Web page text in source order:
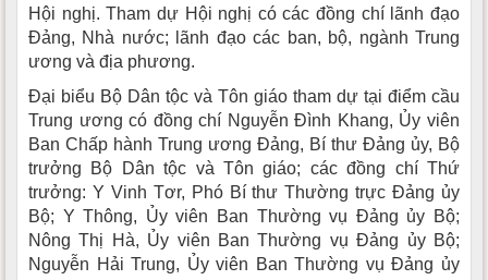
Hội nghị. Tham dự Hội nghị có các đồng chí lãnh đạo
Đảng, Nhà nước; lãnh đạo các ban, bộ, ngành Trung
ương và địa phương.
Đại biểu Bộ Dân tộc và Tôn giáo tham dự tại điểm cầu
Trung ương có đồng chí Nguyễn Đình Khang, Ủy viên
Ban Chấp hành Trung ương Đảng, Bí thư Đảng ủy, Bộ
trưởng Bộ Dân tộc và Tôn giáo; các đồng chí Thứ
trưởng: Y Vinh Tơr, Phó Bí thư Thường trực Đảng ủy
Bộ; Y Thông, Ủy viên Ban Thường vụ Đảng ủy Bộ;
Nông Thị Hà, Ủy viên Ban Thường vụ Đảng ủy Bộ;
Nguyễn Hải Trung, Ủy viên Ban Thường vụ Đảng ủy